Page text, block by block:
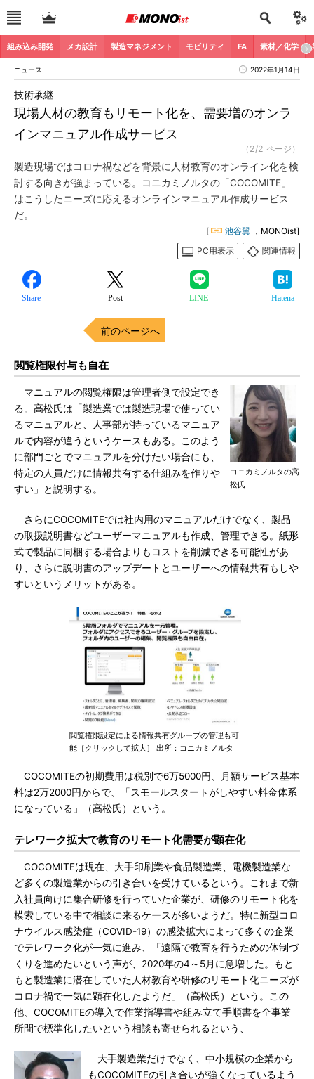
組み込み開発 メカ設計 製造マネジメント モビリティ FA 素材／化学
ニュース 2022年1月14日
現場人材の教育もリモート化を、需要増のオンラ
インマニュアル作成サービス
技術承継
（2/2 ページ）
製造現場ではコロナ禍などを背景に人材教育のオンライン化を検
討する向きが強まっている。コニカミノルタの「COCOMITE」
はこうしたニーズに応えるオンラインマニュアル作成サービス
だ。
[ 池谷翼 ，MONOist]
PC用表示
関連情報
Share Post LINE Hatena
前のページへ
閲覧権限付与も自在
コニカミノルタの高
松氏
マニュアルの閲覧権限は管理者側で設定でき
る。高松氏は「製造業では製造現場で使ってい
るマニュアルと、人事部が持っているマニュア
ルで内容が違うというケースもある。このよう
に部門ごとでマニュアルを分けたい場合にも、
特定の人員だけに情報共有する仕組みを作りや
すい」と説明する。
さらにCOCOMITEでは社内用のマニュアルだけでなく、製品
の取扱説明書などユーザーマニュアルも作成、管理できる。紙形
式で製品に同梱する場合よりもコストを削減できる可能性があ
り、さらに説明書のアップデートとユーザーへの情報共有もしや
すいというメリットがある。
閲覧権限設定による情報共有グループの管理も可
能［クリックして拡大］ 出所：コニカミノルタ
COCOMITEの初期費用は税別で6万5000円、月額サービス基本
料は2万2000円からで、「スモールスタートがしやすい料金体系
になっている」（高松氏）という。
テレワーク拡大で教育のリモート化需要が顕在化
COCOMITEは現在、大手印刷業や食品製造業、電機製造業な
ど多くの製造業からの引き合いを受けているという。これまで新
入社員向けに集合研修を行っていた企業が、研修のリモート化を
模索している中で相談に来るケースが多いようだ。特に新型コロ
ナウイルス感染症（COVID-19）の感染拡大によって多くの企業
でテレワーク化が一気に進み、「遠隔で教育を行うための体制づ
くりを進めたいという声が、2020年の4～5月に急増した。もと
もと製造業に潜在していた人材教育や研修のリモート化ニーズが
コロナ禍で一気に顕在化したようだ」（高松氏）という。この
他、COCOMITEの導入で作業指導書や組み立て手順書を全事業
所間で標準化したいという相談も寄せられるという、
大手製造業だけでなく、中小規模の企業から
もCOCOMITEの引き合いが強くなっているよう